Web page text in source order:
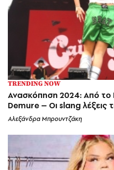
TRENDING NOW
Ανασκόπηση 2024: Από
Demure – Οι slang λέξεις
Αλεξάνδρα Μπρουντζάκη